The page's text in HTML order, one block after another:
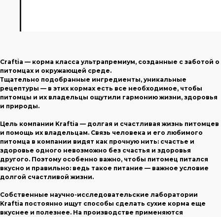
Craftia — корма класса ультрапремиум, созданные с заботой о
питомцах и окружающей среде.
Тщательно подобранные ингредиенты, уникальные
рецептуры — в этих кормах есть все необходимое, чтобы
питомцы и их владельцы ощутили гармонию жизни, здоровья
и природы.
Цель компании Kraftia — долгая и счастливая жизнь питомцев
и помощь их владельцам. Связь человека и его любимого
питомца в компании видят как прочную нить: счастье и
здоровье одного невозможно без счастья и здоровья
другого. Поэтому особенно важно, чтобы питомец питался
вкусно и правильно: ведь такое питание — важное условие
долгой счастливой жизни.
Собственные научно-исследовательские лаборатории
Kraftia постоянно ищут способы сделать сухие корма еще
вкуснее и полезнее. На производстве применяются